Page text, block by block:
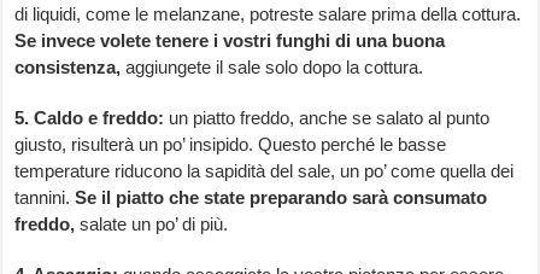
di liquidi, come le melanzane, potreste salare prima della cottura.
Se invece volete tenere i vostri funghi di una buona
consistenza,aggiungete il sale solo dopo la cottura.
5. Caldo e freddo: un piatto freddo, anche se salato al punto
giusto, risulterà un po’ insipido. Questo perché le basse
temperature riducono la sapidità del sale, un po’ come quella dei
tannini.Se il piatto che state preparando sarà consumato
freddo,salate un po’ di più.